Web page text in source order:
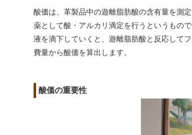
酸価は、革製品中の遊離脂肪酸の含有量を測
薬として酸・アルカリ滴定を行うというもの
液を滴下していくと、遊離脂肪酸と反応して
費量から酸価を算出します。
酸価の重要性